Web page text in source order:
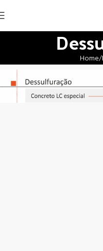
Home